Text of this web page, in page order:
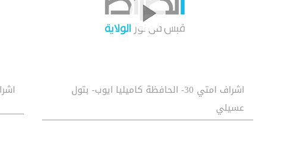
اشراف امتي 30- الحافظة كاميليا ايوب- بتول
عسيلي
اشراف امتي